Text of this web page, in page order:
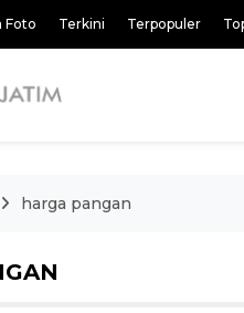
Foto Terkini Terpopuler
harga pangan